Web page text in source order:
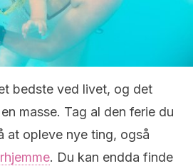
bedste ved livet, og det
masse. Tag al den ferie du
at opleve nye ting, også
. Du kan endda finde